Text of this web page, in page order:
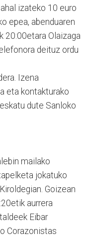
izateko 10 euro
epea, abenduaren
20:00etara Olaizaga
deituz ordu
Izena
eta kontakturako
dute Sanloko
mailako
jokatuko
Goizean
aurrera
Eibar
Corazonistas